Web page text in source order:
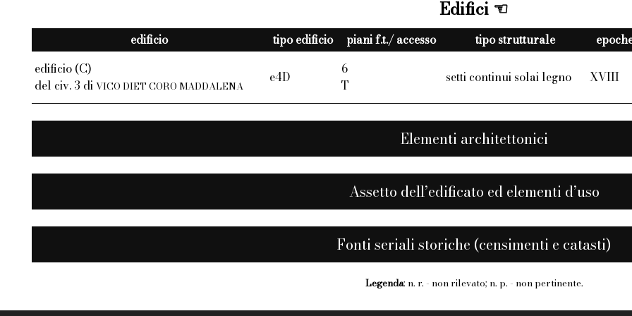
Edifici
edificio tipo edificio piani f.t./ accesso tipo strutturale
edificio (C)
del civ. 3 di VICO DIET CORO MADDALENA
e4D
6
T
setti continui solai legno XVIII
Elementi architettonici
Assetto dell’edificato ed elementi d’uso
Fonti seriali storiche (censimenti e catasti)
Legenda: n. r. - non rilevato; n. p. - non pertinente.